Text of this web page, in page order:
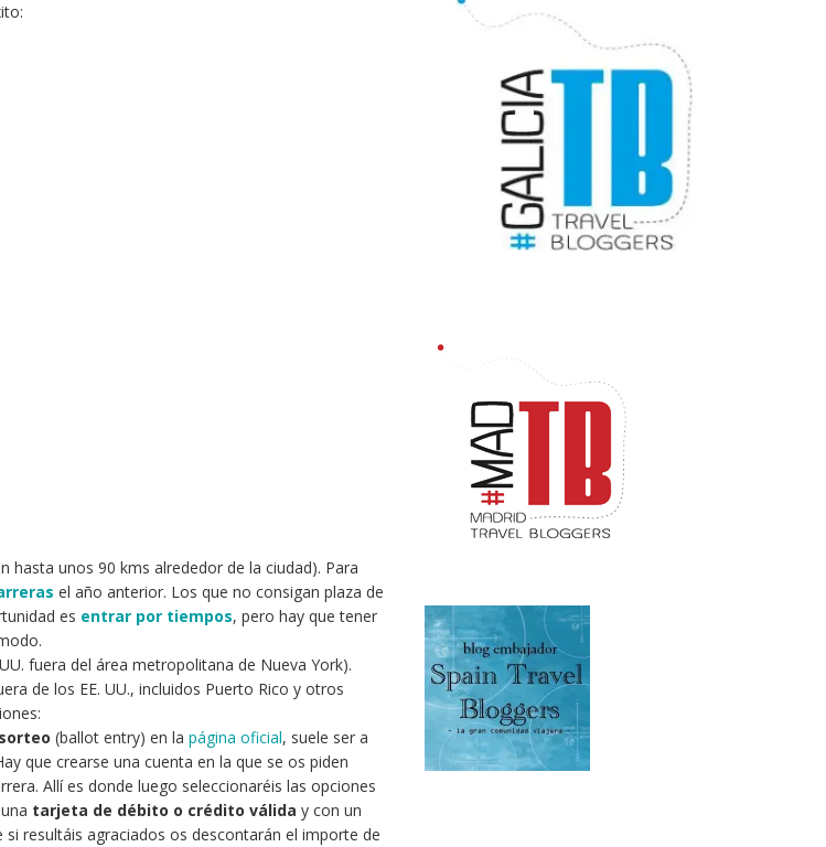
hasta unos 90 kms alrededor de la ciudad). Para
el año anterior. Los que no consigan plaza de
es entrar por tiempos, pero hay que tener
fuera del área metropolitana de Nueva York).
de los EE. UU., incluidos Puerto Rico y otros
(ballot entry) en lapágina oficial, suele ser a
que crearse una cuenta en la que se os piden
Allí es donde luego seleccionaréis las opciones
tarjeta de débito o crédito válida y con un
si resultáis agraciados os descontarán el importe de